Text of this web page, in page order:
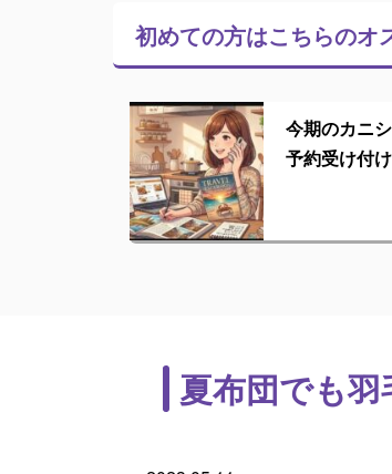
初めての方はこちらのオ
今期のカニ
予約受け付
夏布団でも